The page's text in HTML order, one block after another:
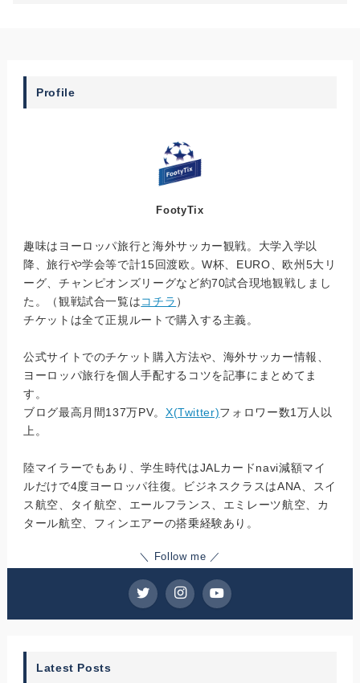
Profile
FootyTix
趣味はヨーロッパ旅行と海外サッカー観戦。大学入学以
降、旅行や学会等で計15回渡欧。W杯、EURO、欧州5大リ
ーグ、チャンピオンズリーグなど約70試合現地観戦しまし
た。（観戦試合一覧はコチラ ）
チケットは全て正規ルートで購入する主義。
公式サイトでのチケット購入方法や、海外サッカー情報、
ヨーロッパ旅行を個人手配するコツを記事にまとめてま
す。
ブログ最高月間137万PV。 X(Twitter)フォロワー数1万人以
上。
陸マイラーでもあり、学生時代はJALカードnavi減額マイ
ルだけで4度ヨーロッパ往復。ビジネスクラスはANA、スイ
ス航空、タイ航空、エールフランス、エミレーツ航空、カ
タール航空、フィンエアーの搭乗経験あり。
＼ Follow me ／
Latest Posts